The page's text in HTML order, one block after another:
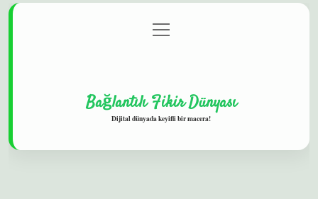
Gizlilik Politikası
menüyü
aç
Bağlantılı Fikir Dünyası
Dijital dünyada keyifli bir macera!